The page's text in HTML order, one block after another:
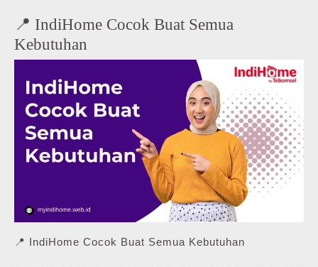
📍 IndiHome Cocok Buat Semua
Kebutuhan
📍 IndiHome Cocok Buat Semua Kebutuhan